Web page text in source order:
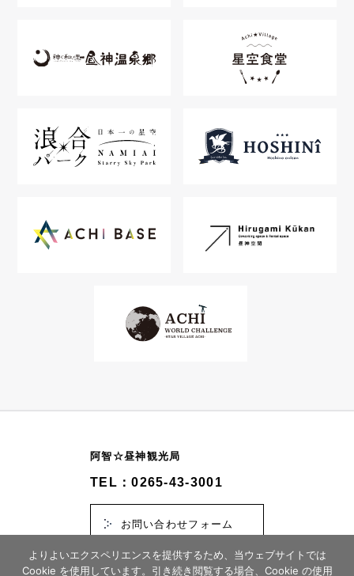
阿智☆昼神観光局
TEL：0265-43-3001
お問い合わせフォーム
よりよいエクスペリエンスを提供するため、当ウェブサイトでは
Cookie を使用しています。引き続き閲覧する場合、Cookie の使用